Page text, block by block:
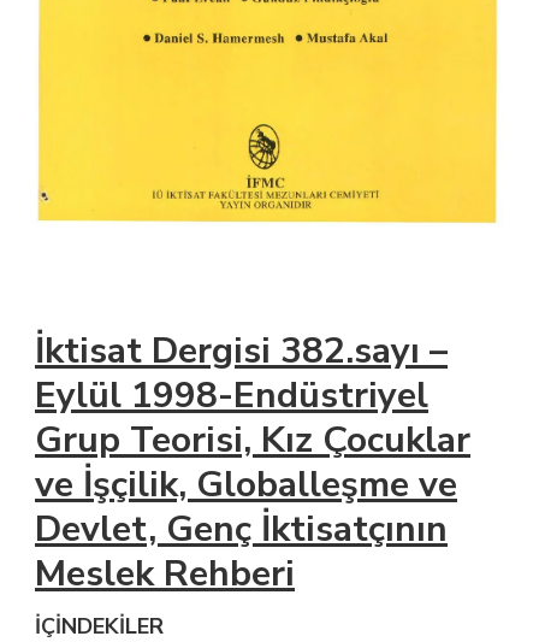
İktisat Dergisi 382.sayı –
Eylül 1998-Endüstriyel
Grup Teorisi, Kız Çocuklar
ve İşçilik, Globalleşme ve
Devlet, Genç İktisatçının
Meslek Rehberi
İÇİNDEKİLER